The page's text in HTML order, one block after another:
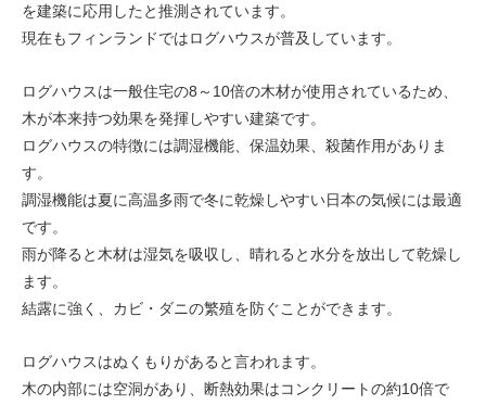
を建築に応用したと推測されています。
現在もフィンランドではログハウスが普及しています。
ログハウスは一般住宅の8～10倍の木材が使用されているため、
木が本来持つ効果を発揮しやすい建築です。
ログハウスの特徴には調湿機能、保温効果、殺菌作用がありま
す。
調湿機能は夏に高温多雨で冬に乾燥しやすい日本の気候には最適
です。
雨が降ると木材は湿気を吸収し、晴れると水分を放出して乾燥し
ます。
結露に強く、カビ・ダニの繁殖を防ぐことができます。
ログハウスはぬくもりがあると言われます。
木の内部には空洞があり、断熱効果はコンクリートの約10倍で